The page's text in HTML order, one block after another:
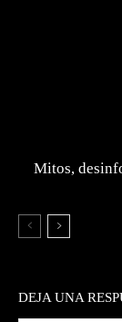
Mitos,
DEJA UNA